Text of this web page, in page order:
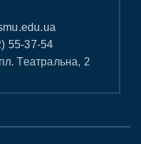
55-37-54
Театральна, 2